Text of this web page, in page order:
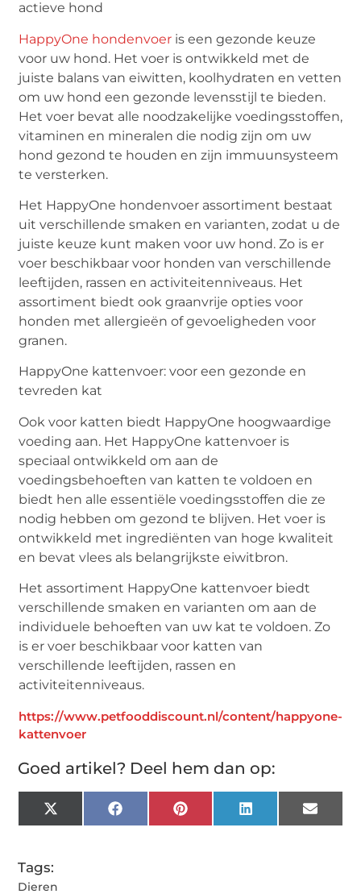
actieve hond
HappyOne hondenvoer is een gezonde keuze
voor uw hond. Het voer is ontwikkeld met de
juiste balans van eiwitten, koolhydraten en vetten
om uw hond een gezonde levensstijl te bieden.
Het voer bevat alle noodzakelijke voedingsstoffen,
vitaminen en mineralen die nodig zijn om uw
hond gezond te houden en zijn immuunsysteem
te versterken.
Het HappyOne hondenvoer assortiment bestaat
uit verschillende smaken en varianten, zodat u de
juiste keuze kunt maken voor uw hond. Zo is er
voer beschikbaar voor honden van verschillende
leeftijden, rassen en activiteitenniveaus. Het
assortiment biedt ook graanvrije opties voor
honden met allergieën of gevoeligheden voor
granen.
HappyOne kattenvoer: voor een gezonde en
tevreden kat
Ook voor katten biedt HappyOne hoogwaardige
voeding aan. Het HappyOne kattenvoer is
speciaal ontwikkeld om aan de
voedingsbehoeften van katten te voldoen en
biedt hen alle essentiële voedingsstoffen die ze
nodig hebben om gezond te blijven. Het voer is
ontwikkeld met ingrediënten van hoge kwaliteit
en bevat vlees als belangrijkste eiwitbron.
Het assortiment HappyOne kattenvoer biedt
verschillende smaken en varianten om aan de
individuele behoeften van uw kat te voldoen. Zo
is er voer beschikbaar voor katten van
verschillende leeftijden, rassen en
activiteitenniveaus.
https://www.petfooddiscount.nl/content/happyone-
kattenvoer
Goed artikel? Deel hem dan op:
X
(Twitter)
FacebookPinterest LinkedIn Email
Tags:
Dieren